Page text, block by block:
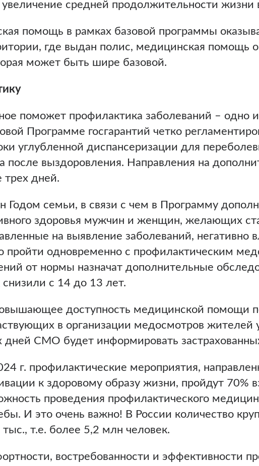
средней продолжительности жизни
помощь в рамках базовой программы
где выдан полис, медицинская помощь
может быть шире базовой.
поможет профилактика заболеваний – одно
Программе госгарантий четко
углубленной диспансеризации для
после выздоровления. Направления на
трех дней.
Годом семьи, в связи с чем в Программу
здоровья мужчин и женщин, желающих
на выявление заболеваний, негативно
пройти одновременно с профилактическим
от нормы назначат дополнительные
снизили с 14 до 13 лет.
доступность медицинской помощи
в организации медосмотров жителей
дней СМО будет информировать
г. профилактические мероприятия,
к здоровому образу жизни, пройдут 70%
проведения профилактического
И это очень важно! В России количество
т.е. более 5,2 млн человек.
востребованности и эффективности